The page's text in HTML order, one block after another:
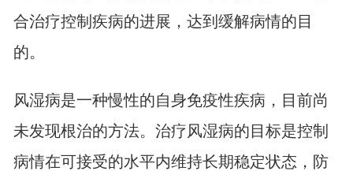
合治疗控制疾病的进展，达到缓解病情的目
的。
风湿病是一种慢性的自身免疫性疾病，目前尚
未发现根治的方法。治疗风湿病的目标是控制
病情在可接受的水平内维持长期稳定状态，防